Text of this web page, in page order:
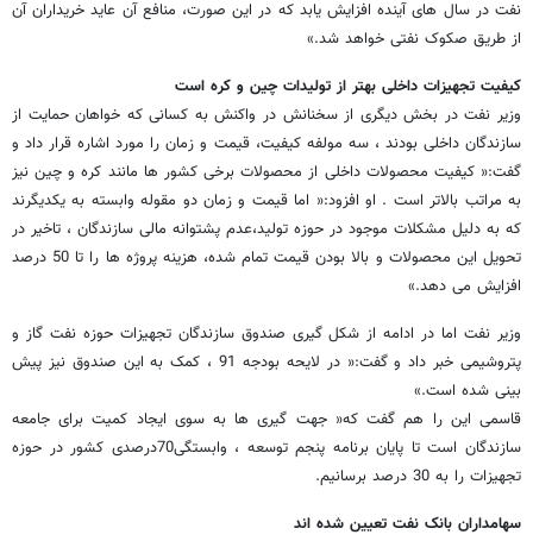
نفت در سال های آینده افزایش یابد که در این صورت، منافع آن عاید خریداران آن
از طریق صکوک نفتی خواهد شد.»
کیفیت تجهیزات داخلی بهتر از تولیدات چین و کره است
وزیر نفت در بخش دیگری از سخنانش در واکنش به کسانی که خواهان حمایت از
سازندگان داخلی بودند ، سه مولفه کیفیت، قیمت و زمان را مورد اشاره قرار داد و
گفت:« کیفیت محصولات داخلی از محصولات برخی کشور ها مانند کره و چین نیز
به مراتب بالاتر است . او افزود:« اما قیمت و زمان دو مقوله وابسته به یکدیگرند
که به دلیل مشکلات موجود در حوزه تولید،عدم پشتوانه مالی سازندگان ، تاخیر در
تحویل این محصولات و بالا بودن قیمت تمام شده، هزینه پروژه ها را تا 50 درصد
افزایش می دهد.»
وزیر نفت اما در ادامه از شکل گیری صندوق سازندگان تجهیزات حوزه نفت گاز و
پتروشیمی خبر داد و گفت:« در لایحه بودجه 91 ، کمک به این صندوق نیز پیش
بینی شده است.»
قاسمی این را هم گفت که« جهت گیری ها به سوی ایجاد کمیت برای جامعه
سازندگان است تا پایان برنامه پنجم توسعه ، وابستگی70درصدی کشور در حوزه
تجهیزات را به 30 درصد برسانیم.
سهامداران بانک نفت تعیین شده اند